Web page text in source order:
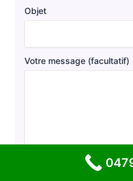
Objet
Votre message (facultatif)